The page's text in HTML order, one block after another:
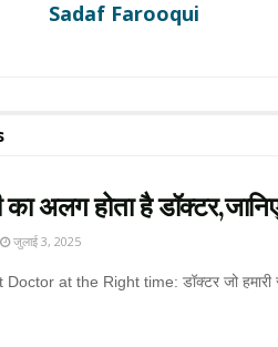
Sadaf Farooqui
का अलग होता है
जुलाई 3, 2025
at the Right time: डॉक्टर जो